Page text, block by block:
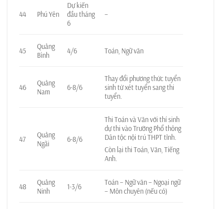
44 Phú Yên
Dự kiến
đầu tháng
6
–
45
Quảng
Bình
4/6 Toán, Ngữ văn
46
Quảng
Nam
6-8/6
Thay đổi phương thức tuyển
sinh từ xét tuyển sang thi
tuyển.
47
Quảng
Ngãi
6-8/6
Thi Toán và Văn với thí sinh
dự thi vào Trường Phổ thông
Dân tộc nội trú THPT tỉnh.
Còn lại thi Toán, Văn, Tiếng
Anh.
48
Quảng
Ninh
1-3/6
Toán – Ngữ văn – Ngoại ngữ
– Môn chuyên (nếu có)